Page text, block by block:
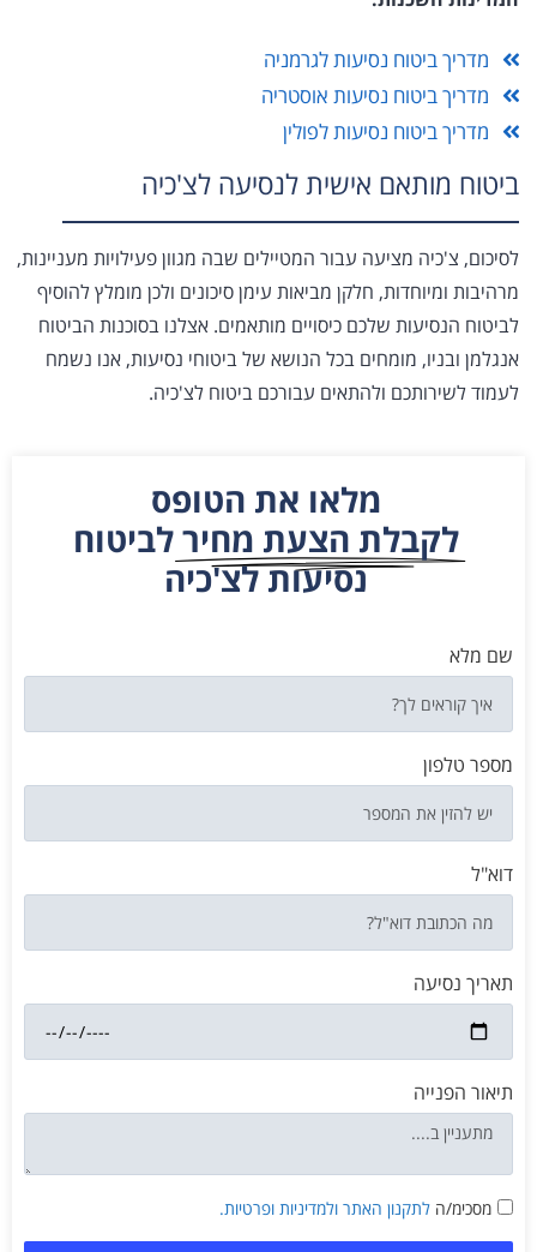
מדריך ביטוח נסיעות לגרמניה
מדריך ביטוח נסיעות אוסטריה
מדריך ביטוח נסיעות לפולין
ביטוח מותאם אישית לנסיעה לצ'כיה
לסיכום, צ'כיה מציעה עבור המטיילים שבה מגוון פעילויות מעניינות,
מרהיבות ומיוחדות, חלקן מביאות עימן סיכונים ולכן מומלץ להוסיף
לביטוח הנסיעות שלכם כיסויים מותאמים. אצלנו בסוכנות הביטוח
אנגלמן ובניו, מומחים בכל הנושא של ביטוחי נסיעות, אנו נשמח
לעמוד לשירותכם ולהתאים עבורכם ביטוח לצ'כיה.
מלאו את הטופס
לקבלת הצעת מחירלביטוח
נסיעות לצ'כיה
שם מלא
מספר טלפון
דוא"ל
תאריך נסיעה
תיאור הפנייה
מסכימ/ה לתקנון האתר ולמדיניות ופרטיות.